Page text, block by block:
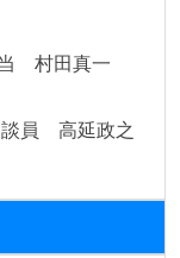
　村田真一
員　高延政之